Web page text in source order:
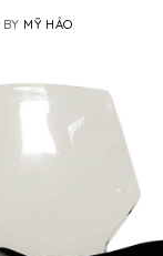
BY MỸ HẢO